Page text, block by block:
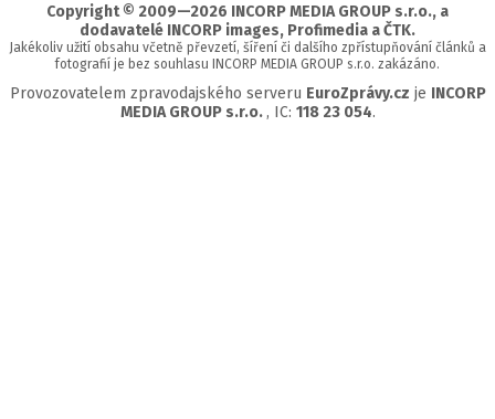
Copyright © 2009—2026 INCORP MEDIA GROUP s.r.o., a
dodavatelé INCORP images, Profimedia a ČTK.
Jakékoliv užití obsahu včetně převzetí, šíření či dalšího zpřístupňování článků a
fotografií je bez souhlasu INCORP MEDIA GROUP s.r.o. zakázáno.
Provozovatelem zpravodajského serveru EuroZprávy.cz je INCORP
MEDIA GROUP s.r.o. , IC: 118 23 054.